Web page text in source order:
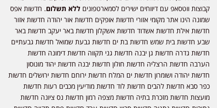
קבוצות ווטסאפ עם דיווחים ישירים לסמארטפונים ללא תשלום. חדשות אפס
שמונה הינו אתר מקומי אזורי חדשות אופקים חדשות אור יהודה חדשות אזור
חדשות אילת חדשות אשדוד חדשות אשקלון חדשות באר יעקב חדשות באר
שבע חדשות בית שמש חדשות בת ים חדשות גבעת שמואל חדשות גבעתיים
חדשות גדרה חדשות גן יבנה חדשות גני תקווה חדשות דימונה חדשות
הערבה חדשות הרצליה חדשות חולון חדשות יבנה חדשות יהוד מונוסון
חדשות יהודה ושומרון חדשות ים המלח חדשות ירוחם חדשות ירושלים חדשות
כפר סבא חדשות להבים חדשות לוד חדשות מודיעין מכבים רעות חדשות
מועצות חדשות מזכרת בתיה חדשות מצפה רמון חדשות נס ציונה חדשות